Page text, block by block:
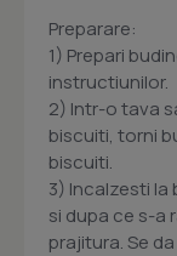
Preparare:
1) Prepari
instructiunilor.
2) Intr-o tava
biscuiti, torni
biscuiti.
3) Incalzesti
si dupa ce s-a
prajitura. Se